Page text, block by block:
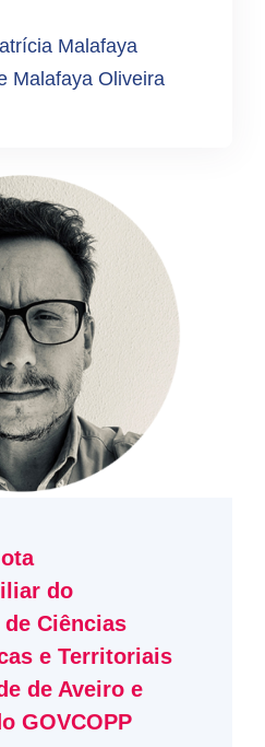
Malafaya
Malafaya Oliveira
do
Ciências
e Territoriais
de Aveiro e
GOVCOPP